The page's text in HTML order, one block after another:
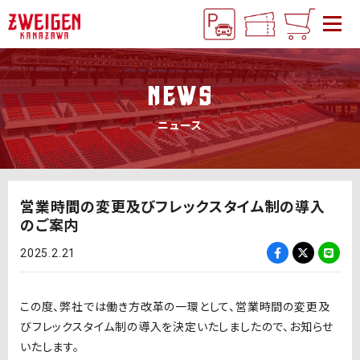
NEWS
ニュース
営業時間の変更及びフレックスタイム制の導入
のご案内
2025.2.21
この度、弊社では働き方改革の一環として、営業時間の変更及
びフレックスタイム制の導入を決定いたしましたので、お知らせ
いたします。